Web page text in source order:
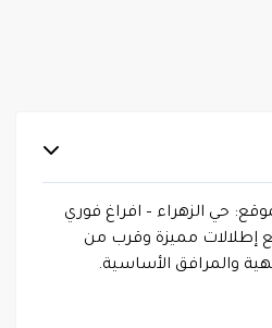
حي الزهراء – افراغ فوري
إطلالات مميزة وقرب من
والمرافق الأساسية.